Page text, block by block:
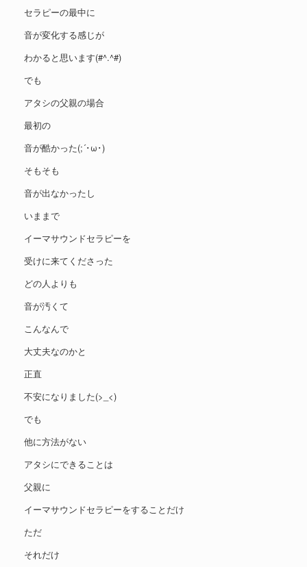
セラピーの最中に
音が変化する感じが
わかると思います(#^.^#)
でも
アタシの父親の場合
最初の
音が酷かった(;´･ω･)
そもそも
音が出なかったし
いままで
イーマサウンドセラピーを
受けに来てくださった
どの人よりも
音が汚くて
こんなんで
大丈夫なのかと
正直
不安になりました(>_<)
でも
他に方法がない
アタシにできることは
父親に
イーマサウンドセラピーをすることだけ
ただ
それだけ